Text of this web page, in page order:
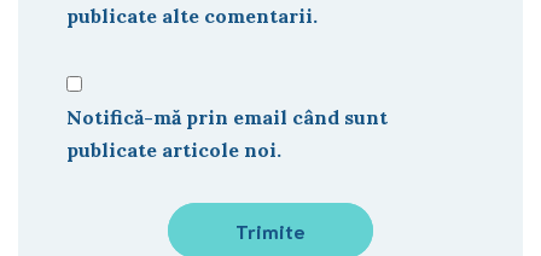
publicate alte comentarii.
Notifică-mă prin email când sunt
publicate articole noi.